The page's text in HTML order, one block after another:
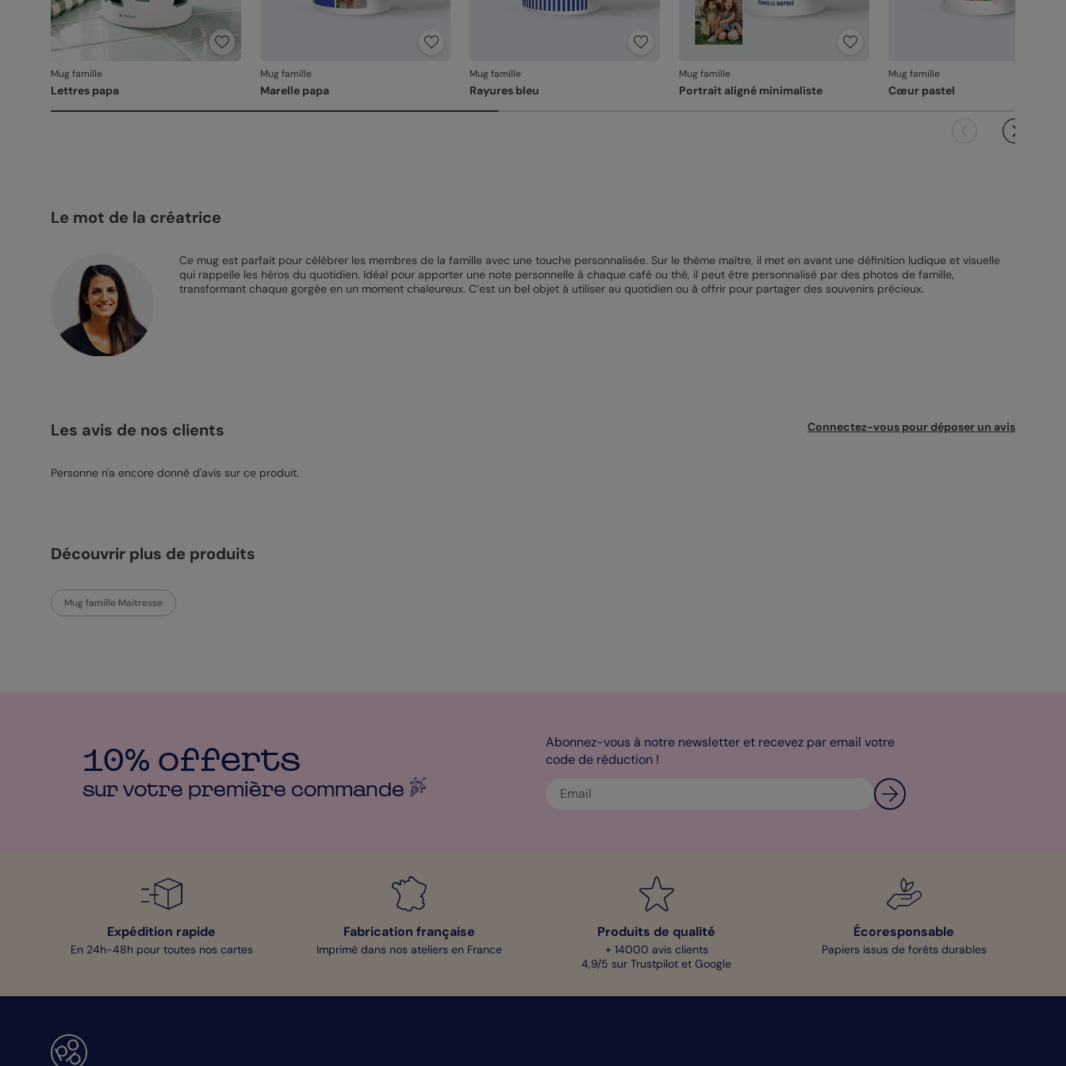
Mug famille
Lettres papa
Mug famille
Marelle papa
Mug famille
Rayures bleu
Mug famille
Portrait aligné minimaliste
Mug famille
Cœur pastel
Le mot de la créatrice
Ce mug est parfait pour célébrer les membres de la famille avec une touche personnalisée. Sur le thème maître, il met en avant une définition ludique et visuelle
qui rappelle les héros du quotidien. Idéal pour apporter une note personnelle à chaque café ou thé, il peut être personnalisé par des photos de famille,
transformant chaque gorgée en un moment chaleureux. C’est un bel objet à utiliser au quotidien ou à offrir pour partager des souvenirs précieux.
Les avis de nos clients Connectez-vous pour déposer un avis
Personne n'a encore donné d'avis sur ce produit.
Découvrir plus de produits
Mug famille Maitresse
10% offerts
sur votre première commande
Abonnez-vous à notre newsletter et recevez par email votre
code de réduction !
Expédition rapide
En 24h-48h pour toutes nos cartes
Fabrication française
Imprimé dans nos ateliers en France
Produits de qualité
+ 14000 avis clients
4,9/5 sur Trustpilot et Google
Écoresponsable
Papiers issus de forêts durables